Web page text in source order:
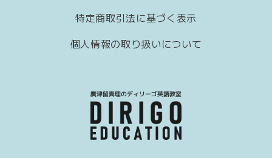
特定商取引法に基づく表示
個人情報の取り扱いについて